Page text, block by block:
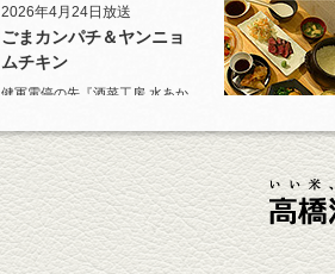
2026年4月24日放送
ごまカンパチ＆ヤンニョ
ムチキン
健軍電停の先『酒菜工房 水あか
杯！まずは『ごまカンパチ』を
肴に。
2026年4月3日放送
元祖 鶏焼売＆牛テールの
土鍋めし
健軍電停そば『湯気立つ料理』
が名物の『yuge(ゆげ)』へ。